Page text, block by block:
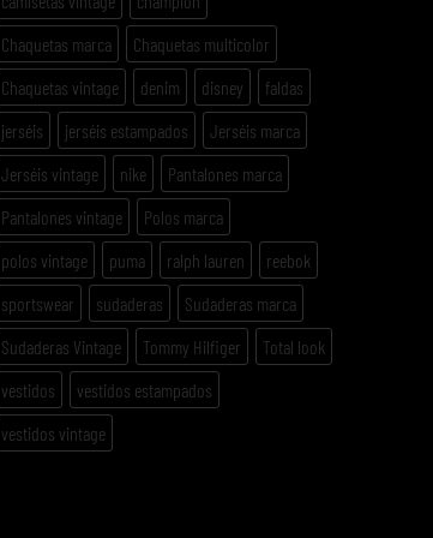
Chaquetas marca
Chaquetas multicolor
Chaquetas vintage
denim disney
faldas
jerséis
jerséis estampados
Jerséis marca
Jerséis vintage
nike
Pantalones marca
Pantalones vintage
Polos marca
polos vintage
puma ralph lauren
reebok
sportswear
sudaderas
Sudaderas marca
Sudaderas Vintage
Tommy Hilfiger
Total look
vestidos
vestidos estampados
vestidos vintage